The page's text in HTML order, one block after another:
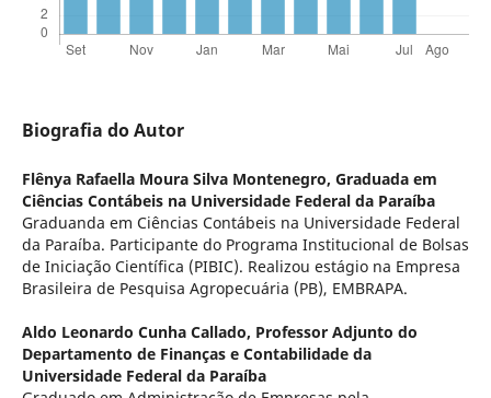
Biografia do Autor
Flênya Rafaella Moura Silva Montenegro, Graduada em
Ciências Contábeis na Universidade Federal da Paraíba
Graduanda em Ciências Contábeis na Universidade Federal
da Paraíba. Participante do Programa Institucional de Bolsas
de Iniciação Científica (PIBIC). Realizou estágio na Empresa
Brasileira de Pesquisa Agropecuária (PB), EMBRAPA.
Aldo Leonardo Cunha Callado, Professor Adjunto do
Departamento de Finanças e Contabilidade da
Universidade Federal da Paraíba